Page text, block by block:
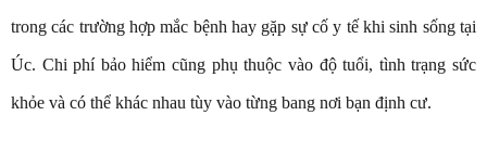
trong các trường hợp mắc bệnh hay gặp sự cố y tế khi sinh sống tại
Úc. Chi phí bảo hiểm cũng phụ thuộc vào độ tuổi, tình trạng sức
khỏe và có thể khác nhau tùy vào từng bang nơi bạn định cư.